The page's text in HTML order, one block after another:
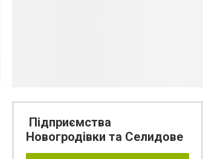
Підприємства
Новогродівки та Селидове